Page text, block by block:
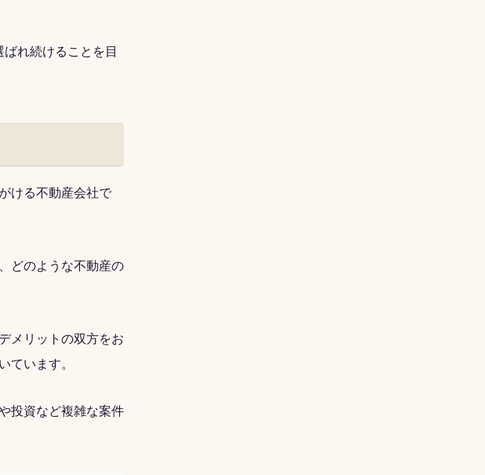
れ続けることを目
ける不動産会社で
どのような不動産の
メリットの双方をお
ています。
投資など複雑な案件